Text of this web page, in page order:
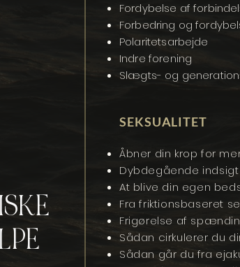
Fordybelse af
Forbedring og
Polaritetsarbejde
Indre forening
Slægts- og
SEKSUALITET
Åbner din krop for
Dybdegående
At blive din egen
Fra friktionsbaseret
Frigørelse af
Sådan cirkulerer du
Sådan går du fra